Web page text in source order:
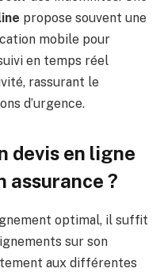
propose souvent une
mobile pour
en temps réel
rassurant le
d’urgence.
devis en ligne
assurance ?
optimal, il suffit
sur son
aux différentes